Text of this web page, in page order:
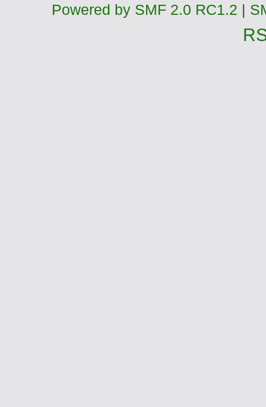
Powered by SMF 2.0 RC1.2 |